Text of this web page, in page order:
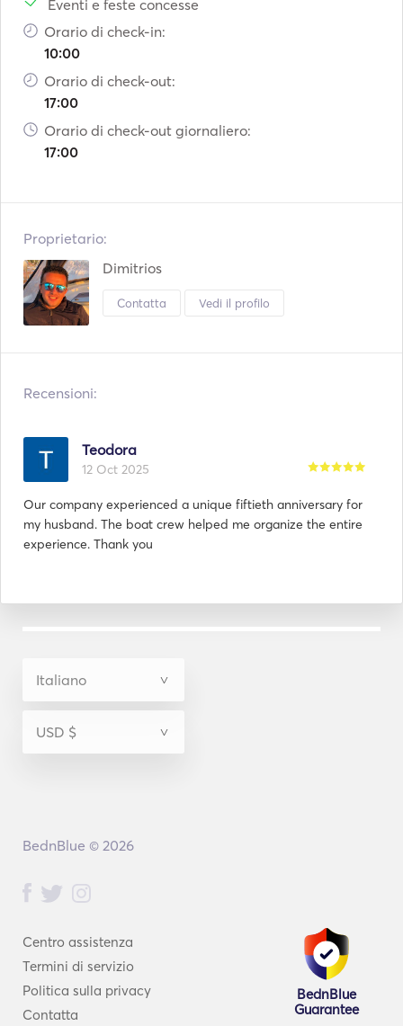
Eventi e feste concesse
Orario di check-in:
10:00
Orario di check-out:
17:00
Orario di check-out giornaliero:
17:00
Proprietario:
Dimitrios
Contatta Vedi il profilo
Recensioni:
Teodora
12 Oct 2025
Our company experienced a unique fiftieth anniversary for
my husband. The boat crew helped me organize the entire
experience. Thank you
Centro assistenza
Termini di servizio
Politica sulla privacy
Contatta
BednBlue
Guarantee
BednBlue © 2026